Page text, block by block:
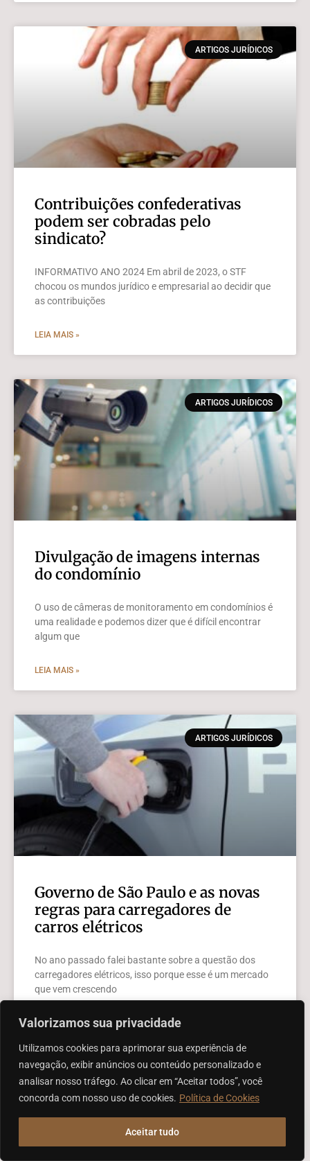
Valorizamos sua privacidade
Utilizamos cookies para aprimorar sua experiência de
navegação, exibir anúncios ou conteúdo personalizado e
analisar nosso tráfego. Ao clicar em “Aceitar todos”, você
concorda com nosso uso de cookies. Política de Cookies
Aceitar tudo
ARTIGOS JURÍDICOS
Contribuições confederativas
podem ser cobradas pelo
sindicato?
INFORMATIVO ANO 2024 Em abril de 2023, o STF
chocou os mundos jurídico e empresarial ao decidir que
as contribuições
LEIA MAIS »
ARTIGOS JURÍDICOS
Divulgação de imagens internas
do condomínio
O uso de câmeras de monitoramento em condomínios é
uma realidade e podemos dizer que é difícil encontrar
algum que
LEIA MAIS »
ARTIGOS JURÍDICOS
Governo de São Paulo e as novas
regras para carregadores de
carros elétricos
No ano passado falei bastante sobre a questão dos
carregadores elétricos, isso porque esse é um mercado
que vem crescendo
LEIA MAIS »